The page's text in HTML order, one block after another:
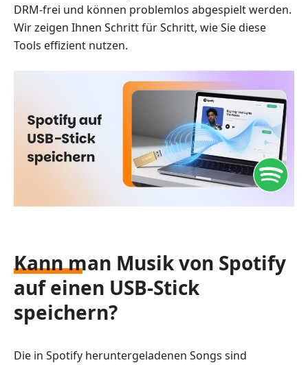
DRM-frei und können problemlos abgespielt werden.
Wir zeigen Ihnen Schritt für Schritt, wie Sie diese
Tools effizient nutzen.
Kann man Musik von Spotify
auf einen USB-Stick
speichern?
Die in Spotify heruntergeladenen Songs sind